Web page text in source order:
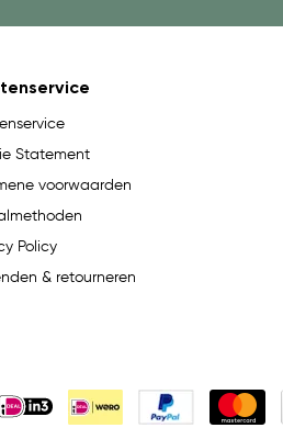
Statement
voorwaarden
Policy
& retourneren